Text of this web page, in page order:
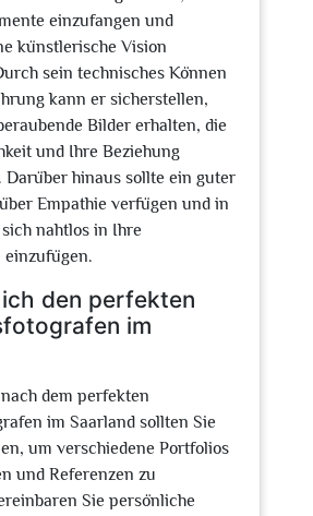
einzufangen und
künstlerische Vision
sein technisches Können
kann er sicherstellen,
Bilder erhalten, die
und Ihre Beziehung
Darüber hinaus sollte ein guter
Empathie verfügen und in
nahtlos in Ihre
einzufügen.
den perfekten
im
dem perfekten
im Saarland sollten Sie
um verschiedene Portfolios
und Referenzen zu
Sie persönliche